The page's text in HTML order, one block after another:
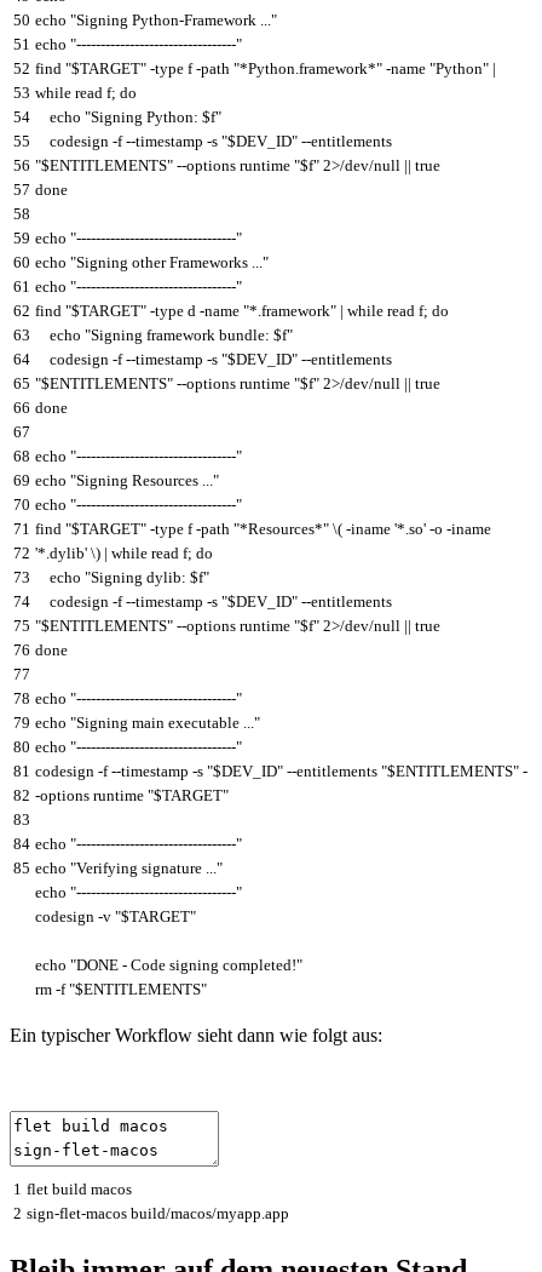
50
51
52
53
54
55
56
57
58
59
60
61
62
63
64
65
66
67
68
69
70
71
72
73
74
75
76
77
78
79
80
81
82
83
84
85
echo "Signing Python-Framework ..."
echo "---------------------------------"
find "$TARGET" -type f -path "*Python.framework*" -name "Python" |
while read f; do
echo "Signing Python: $f"
codesign -f --timestamp -s "$DEV_ID" --entitlements
"$ENTITLEMENTS" --options runtime "$f" 2>/dev/null || true
done
echo "---------------------------------"
echo "Signing other Frameworks ..."
echo "---------------------------------"
find "$TARGET" -type d -name "*.framework" | while read f; do
echo "Signing framework bundle: $f"
codesign -f --timestamp -s "$DEV_ID" --entitlements
"$ENTITLEMENTS" --options runtime "$f" 2>/dev/null || true
done
echo "---------------------------------"
echo "Signing Resources ..."
echo "---------------------------------"
find "$TARGET" -type f -path "*Resources*" \( -iname '*.so' -o -iname
'*.dylib' \) | while read f; do
echo "Signing dylib: $f"
codesign -f --timestamp -s "$DEV_ID" --entitlements
"$ENTITLEMENTS" --options runtime "$f" 2>/dev/null || true
done
echo "---------------------------------"
echo "Signing main executable ..."
echo "---------------------------------"
codesign -f --timestamp -s "$DEV_ID" --entitlements "$ENTITLEMENTS" -
-options runtime "$TARGET"
echo "---------------------------------"
echo "Verifying signature ..."
echo "---------------------------------"
codesign -v "$TARGET"
echo "DONE - Code signing completed!"
rm -f "$ENTITLEMENTS"
Ein typischer Workflow sieht dann wie folgt aus:
1
2
flet build macos
sign-flet-macos build/macos/myapp.app